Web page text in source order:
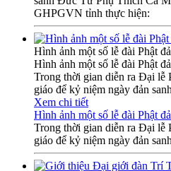
GHPGVN tỉnh thực hiện:
Hình ảnh một số lễ đài Phật
Hình ảnh một số lễ đài Phật
Trong thời gian diễn ra Đại lễ
giáo để kỷ niệm ngày đản
Xem chi tiết
Hình ảnh một số lễ đài Phật
Trong thời gian diễn ra Đại lễ
giáo để kỷ niệm ngày đản